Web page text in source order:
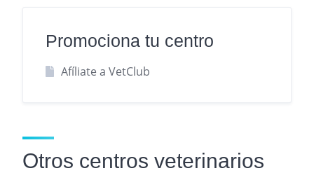
Promociona tu centro
Afíliate a VetClub
Otros centros veterinarios